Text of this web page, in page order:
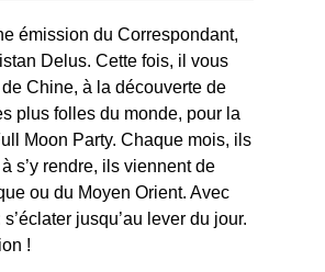
émission du Correspondant,
Delus. Cette fois, il vous
Chine, à la découverte de
plus folles du monde, pour la
Moon Party. Chaque mois, ils
s’y rendre, ils viennent de
ou du Moyen Orient. Avec
jusqu’au lever du jour.
!